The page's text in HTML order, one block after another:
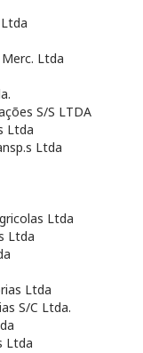
Ltda
S/S LTDA
Ltda
Ltda
Ltda
Ltda
Ltda
S/C Ltda.
Ltda